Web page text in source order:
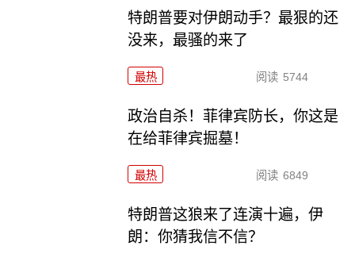
特朗普要对伊朗动手？最狠的还
没来，最骚的来了
最热 阅读 5744
政治自杀！菲律宾防长，你这是
在给菲律宾掘墓！
最热 阅读 6849
特朗普这狼来了连演十遍，伊
朗：你猜我信不信？